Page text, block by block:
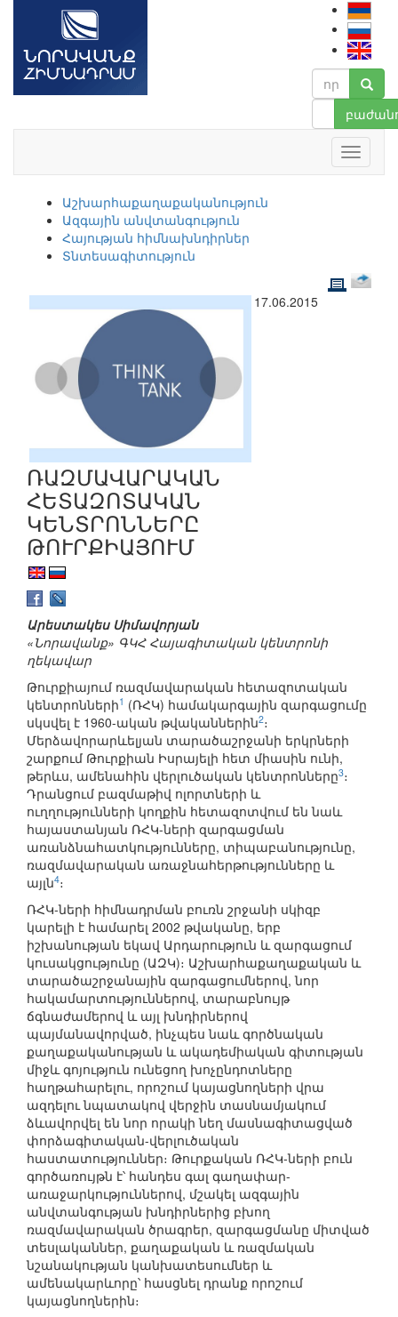
Աշխարհաքաղաքականություն
Ազգային անվտանգություն
Հայության հիմնախնդիրներ
Տնտեսագիտություն
17.06.2015
ՌԱԶՄԱՎԱՐԱԿԱՆ
ՀԵՏԱԶՈՏԱԿԱՆ
ԿԵՆՏՐՈՆՆԵՐԸ
ԹՈՒՐՔԻԱՅՈՒՄ
Արեստակես Սիմավորյան
«Նորավանք» ԳԿՀ Հայագիտական կենտրոնի
ղեկավար
Թուրքիայում ռազմավարական հետազոտական
կենտրոնների1 (ՌՀԿ) համակարգային զարգացումը
սկսվել է 1960-ական թվականներին2։
Մերձավորարևելյան տարածաշրջանի երկրների
շարքում Թուրքիան Իսրայելի հետ միասին ունի,
թերևս, ամենահին վերլուծական կենտրոնները3։
Դրանցում բազմաթիվ ոլորտների և
ուղղությունների կողքին հետազոտվում են նաև
հայաստանյան ՌՀԿ-ների զարգացման
առանձնահատկությունները, տիպաբանությունը,
ռազմավարական առաջնահերթությունները և
այլն4։
ՌՀԿ-ների հիմնադրման բուռն շրջանի սկիզբ
կարելի է համարել 2002 թվականը, երբ
իշխանության եկավ Արդարություն և զարգացում
կուսակցությունը (ԱԶԿ)։ Աշխարհաքաղաքական և
տարածաշրջանային զարգացումներով, նոր
հակամարտություններով, տարաբնույթ
ճգնաժամերով և այլ խնդիրներով
պայմանավորված, ինչպես նաև գործնական
քաղաքականության և ակադեմիական գիտության
միջև գոյություն ունեցող խոչընդոտները
հաղթահարելու, որոշում կայացնողների վրա
ազդելու նպատակով վերջին տասնամյակում
ձևավորվել են նոր որակի նեղ մասնագիտացված
փորձագիտական-վերլուծական
հաստատություններ։ Թուրքական ՌՀԿ-ների բուն
գործառույթն է՝ հանդես գալ գաղափար-
առաջարկություններով, մշակել ազգային
անվտանգության խնդիրներից բխող
ռազմավարական ծրագրեր, զարգացմանը միտված
տեսլականներ, քաղաքական և ռազմական
նշանակության կանխատեսումներ և
ամենակարևորը՝ հասցնել դրանք որոշում
կայացնողներին։